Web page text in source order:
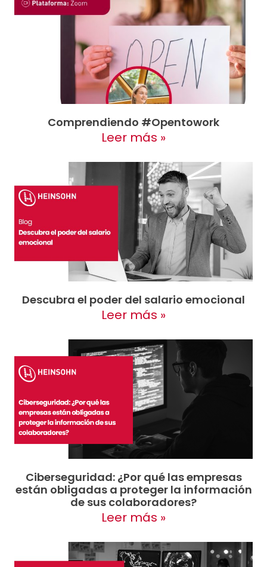
Comprendiendo #Opentowork
Leer más »
Descubra el poder del salario emocional
Leer más »
Ciberseguridad: ¿Por qué las empresas
están obligadas a proteger la información
de sus colaboradores?
Leer más »